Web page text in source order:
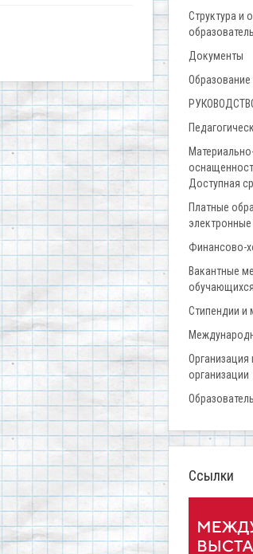
Структура и
Документы
Образование
Доступная
Платные
Финансово-
Вакантные
обучающихся
Стипендии
Организация
организации
Ссылки